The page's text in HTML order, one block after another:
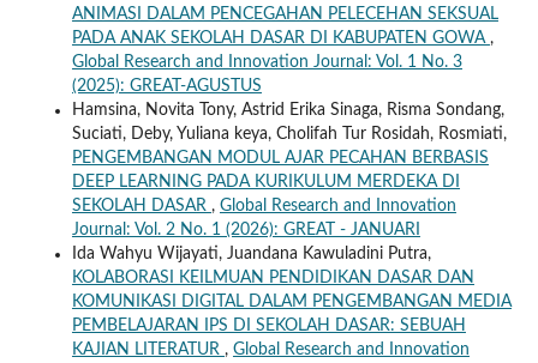
ANIMASI DALAM PENCEGAHAN PELECEHAN SEKSUAL
PADA ANAK SEKOLAH DASAR DI KABUPATEN GOWA ,
Global Research and Innovation Journal: Vol. 1 No. 3
(2025): GREAT-AGUSTUS
Hamsina, Novita Tony, Astrid Erika Sinaga, Risma Sondang,
Suciati, Deby, Yuliana keya, Cholifah Tur Rosidah, Rosmiati,
PENGEMBANGAN MODUL AJAR PECAHAN BERBASIS
DEEP LEARNING PADA KURIKULUM MERDEKA DI
SEKOLAH DASAR , Global Research and Innovation
Journal: Vol. 2 No. 1 (2026): GREAT - JANUARI
Ida Wahyu Wijayati, Juandana Kawuladini Putra,
KOLABORASI KEILMUAN PENDIDIKAN DASAR DAN
KOMUNIKASI DIGITAL DALAM PENGEMBANGAN MEDIA
PEMBELAJARAN IPS DI SEKOLAH DASAR: SEBUAH
KAJIAN LITERATUR , Global Research and Innovation